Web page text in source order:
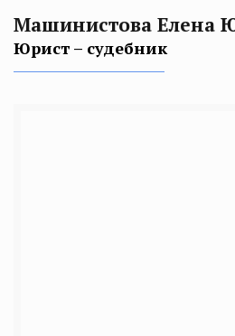
Машинистова Елена
Юрист – судебник